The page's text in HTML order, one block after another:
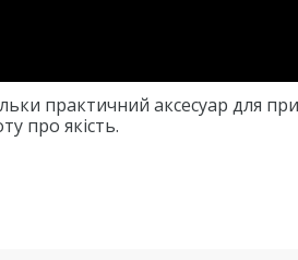
практичний аксесуар для
про якість.